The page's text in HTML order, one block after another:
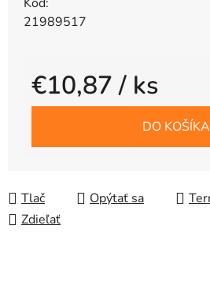
21989517
€10,87/ ks
Jednotková cena:
DO KOŠÍKA
Tlač
Opýtať sa
Zdieľať